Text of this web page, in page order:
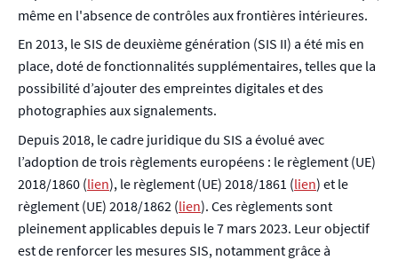
même en l'absence de contrôles aux frontières intérieures.
En 2013, le SIS de deuxième génération (SIS II) a été mis en
place, doté de fonctionnalités supplémentaires, telles que la
possibilité d’ajouter des empreintes digitales et des
photographies aux signalements.
Depuis 2018, le cadre juridique du SIS a évolué avec
l’adoption de trois règlements européens : le règlement (UE)
2018/1860 (lien), le règlement (UE) 2018/1861 (lien) et le
règlement (UE) 2018/1862 (lien). Ces règlements sont
pleinement applicables depuis le 7 mars 2023. Leur objectif
est de renforcer les mesures SIS, notamment grâce à